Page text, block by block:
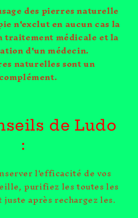
des pierres naturelle
n'exclut en aucun cas la
traitement médicale et la
d'un médecin.
naturelles sont un
complément.
de Ludo
:
l'efficacité de vos
purifiez les toutes les
juste après rechargez les.